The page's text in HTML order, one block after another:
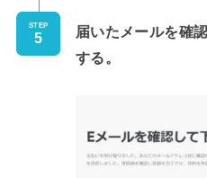
STEP
届いたメールを確
する。